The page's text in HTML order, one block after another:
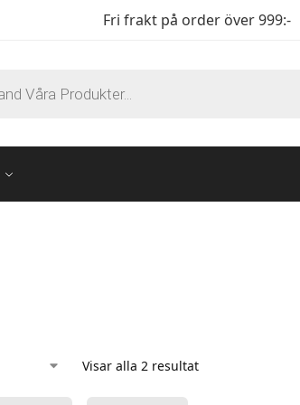
Fri frakt på order över 999:-
Visar alla 2 resultat